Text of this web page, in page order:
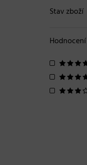
Stav zboží
Hodnocení